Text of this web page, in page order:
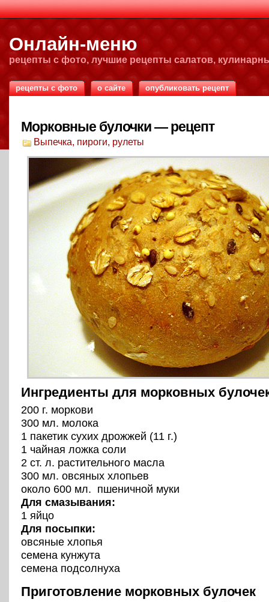
Онлайн-меню
рецепты с фото, лучшие рецепты салатов,
рецепты с фото о сайте опубликовать рецепт
Морковные булочки — рецепт
Выпечка, пироги, рулеты
Ингредиенты для морковных
200 г. моркови
300 мл. молока
1 пакетик сухих дрожжей (11 г.)
1 чайная ложка соли
2 ст. л. растительного маслa
300 мл. овсяных хлопьев
около 600 мл. пшеничной муки
Для смазывания:
1 яйцо
Для посыпки:
овсяные хлопья
семена кунжута
семена подсолнуха
Приготовление морковных булочек